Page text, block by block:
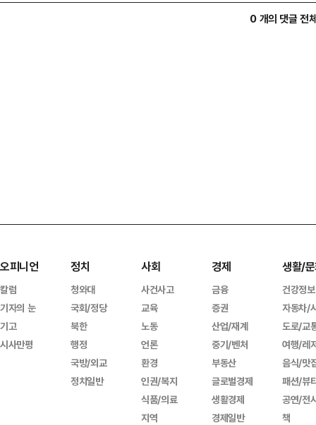
0 개의 댓글 전
오피니언
칼럼
기자의 눈
기고
시사만평
정치
청와대
국회/정당
북한
행정
국방/외교
정치일반
사회
사건사고
교육
노동
언론
환경
인권/복지
식품/의료
지역
경제
금융
증권
산업/재계
중기/벤처
부동산
글로벌경제
생활경제
경제일반
생활/
건강정보
자동차/
도로/교
여행/레
음식/맛
패션/뷰
공연/전
책